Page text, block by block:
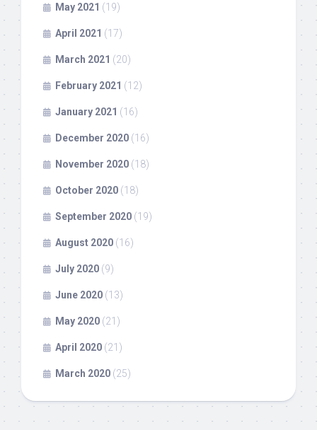
May 2021 (19)
April 2021 (17)
March 2021 (20)
February 2021 (12)
January 2021 (16)
December 2020 (16)
November 2020 (18)
October 2020 (18)
September 2020 (19)
August 2020 (16)
July 2020 (9)
June 2020 (13)
May 2020 (21)
April 2020 (21)
March 2020 (25)